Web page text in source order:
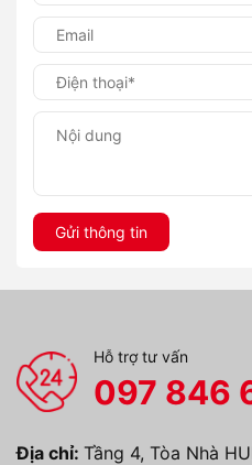
Gửi thông tin
Hỗ trợ tư vấn
097 846
Địa chỉ: Tầng 4, Tòa Nhà